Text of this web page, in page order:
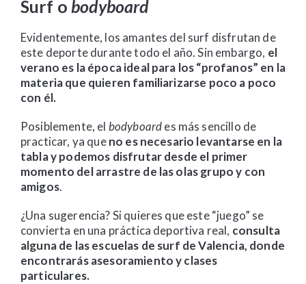
Surf o bodyboard
Evidentemente, los amantes del surf disfrutan de
este deporte durante todo el año. Sin embargo, el
verano es la época ideal para los “profanos” en la
materia que quieren familiarizarse poco a poco
con él.
Posiblemente, el bodyboardes más sencillo de
practicar, ya queno es necesario levantarse en la
tabla y podemos disfrutar desde el primer
momento del arrastre de las olas grupo y con
amigos.
¿Una sugerencia? Si quieres que este “juego” se
convierta en una práctica deportiva real, consulta
alguna de las escuelas de surf de Valencia, donde
encontrarás asesoramiento y clases
particulares.